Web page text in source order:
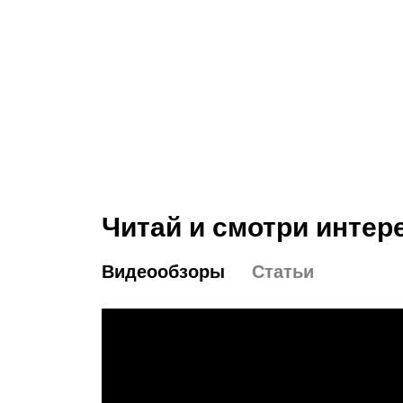
Читай и смотри
Видеообзоры Статьи